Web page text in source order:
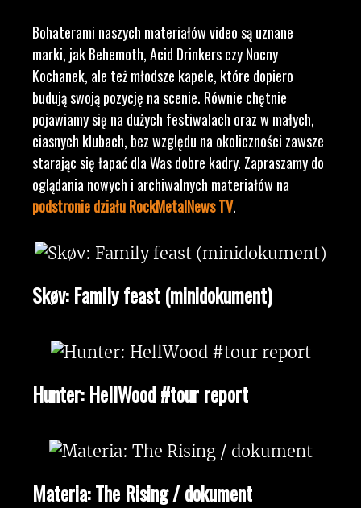
Bohaterami naszych materiałów video są uznane
marki, jak Behemoth, Acid Drinkers czy Nocny
Kochanek, ale też młodsze kapele, które dopiero
budują swoją pozycję na scenie. Równie chętnie
pojawiamy się na dużych festiwalach oraz w małych,
ciasnych klubach, bez względu na okoliczności zawsze
starając się łapać dla Was dobre kadry. Zapraszamy do
oglądania nowych i archiwalnych materiałów na
podstronie działu RockMetalNews TV.
Skøv: Family feast (minidokument)
Hunter: HellWood #tour report
Materia: The Rising / dokument